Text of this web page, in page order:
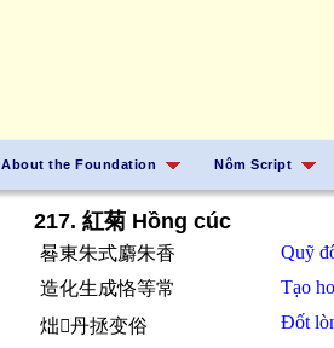
About the Foundation Nôm Script
217. 紅菊 Hồng cúc
晷東朱式麝朱香 Quỹ
造化生成恪等常
Tạo
炪𢚸丹拯变俗
Đốt